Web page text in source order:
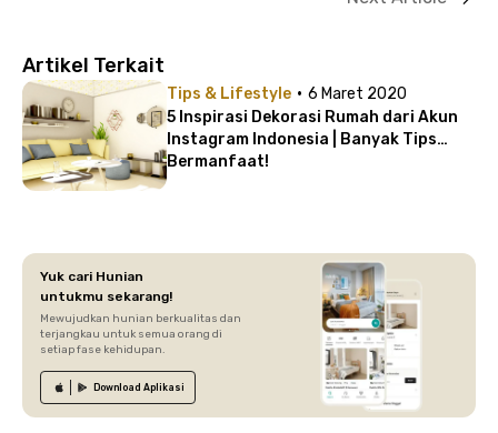
Artikel Terkait
Tips & Lifestyle · 6 Maret 2020
5 Inspirasi Dekorasi Rumah dari Akun
Instagram Indonesia | Banyak Tips
Bermanfaat!
Yuk cari Hunian
untukmu sekarang!
Mewujudkan hunian berkualitas dan
terjangkau untuk semua orang di
setiap fase kehidupan.
Download Aplikasi